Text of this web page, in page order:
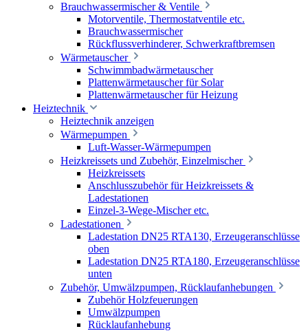
Brauchwassermischer & Ventile
Motorventile, Thermostatventile etc.
Brauchwassermischer
Rückflussverhinderer, Schwerkraftbremsen
Wärmetauscher
Schwimmbadwärmetauscher
Plattenwärmetauscher für Solar
Plattenwärmetauscher für Heizung
Heiztechnik
Heiztechnik anzeigen
Wärmepumpen
Luft-Wasser-Wärmepumpen
Heizkreissets und Zubehör, Einzelmischer
Heizkreissets
Anschlusszubehör für Heizkreissets &
Ladestationen
Einzel-3-Wege-Mischer etc.
Ladestationen
Ladestation DN25 RTA130, Erzeugeranschlüsse
oben
Ladestation DN25 RTA180, Erzeugeranschlüsse
unten
Zubehör, Umwälzpumpen, Rücklaufanhebungen
Zubehör Holzfeuerungen
Umwälzpumpen
Rücklaufanhebung